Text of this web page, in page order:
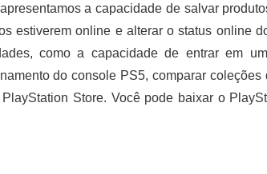
a capacidade de salvar
estiverem online e alterar o status online
como a capacidade de entrar em
do console PS5, comparar coleções
Store. Você pode baixar o